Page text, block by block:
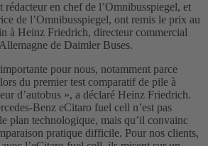
en chef de l’Omnibusspiegel, et
de l’Omnibusspiegel, ont remis le prix au
à Heinz Friedrich, directeur commercial
de Daimler Buses.
pour nous, notamment parce
du premier test comparatif de pile à
d’autobus », a déclaré Heinz Friedrich.
Benz eCitaro fuel cell n’est pas
plan technologique, mais qu’il convainc
pratique difficile. Pour nos clients,